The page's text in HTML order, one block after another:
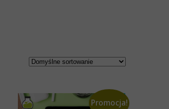
Promocja!